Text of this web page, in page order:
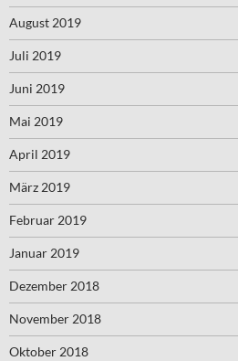
August 2019
Juli 2019
Juni 2019
Mai 2019
April 2019
März 2019
Februar 2019
Januar 2019
Dezember 2018
November 2018
Oktober 2018